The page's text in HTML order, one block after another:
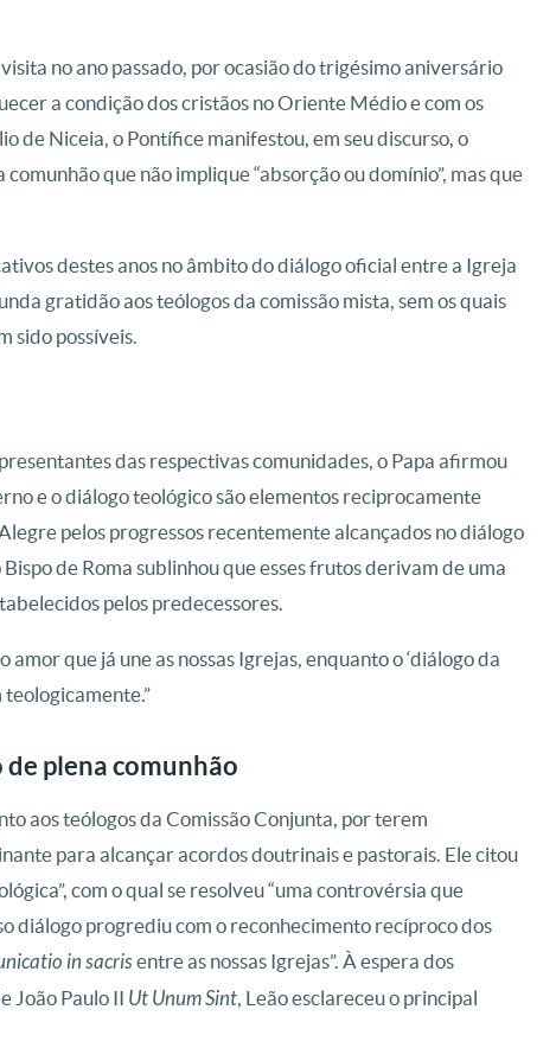
no ano passado, por ocasião do trigésimo aniversário
a condição dos cristãos no Oriente Médio e com os
de Niceia, o Pontífice manifestou, em seu discurso, o
que não implique “absorção ou domínio”, mas que
destes anos no âmbito do diálogo oficial entre a Igreja
gratidão aos teólogos da comissão mista, sem os quais
sido possíveis.
das respectivas comunidades, o Papa afirmou
e o diálogo teológico são elementos reciprocamente
pelos progressos recentemente alcançados no diálogo
de Roma sublinhou que esses frutos derivam de uma
pelos predecessores.
amor que já une as nossas Igrejas, enquanto o ‘diálogo da
plena comunhão
aos teólogos da Comissão Conjunta, por terem
para alcançar acordos doutrinais e pastorais. Ele citou
com o qual se resolveu “uma controvérsia que
diálogo progrediu com o reconhecimento recíproco dos
in sacrisentre as nossas Igrejas”. À espera dos
João Paulo II Ut Unum Sint, Leão esclareceu o principal